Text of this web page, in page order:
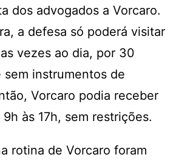
dos advogados a Vorcaro.
a defesa só poderá visitar
vezes ao dia, por 30
sem instrumentos de
Vorcaro podia receber
às 17h, sem restrições.
rotina de Vorcaro foram